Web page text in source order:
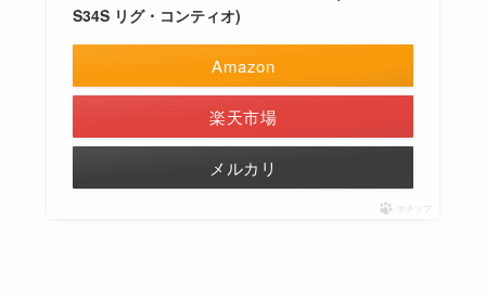
S34S リグ・コンティオ)
Amazon
楽天市場
メルカリ
ポチップ